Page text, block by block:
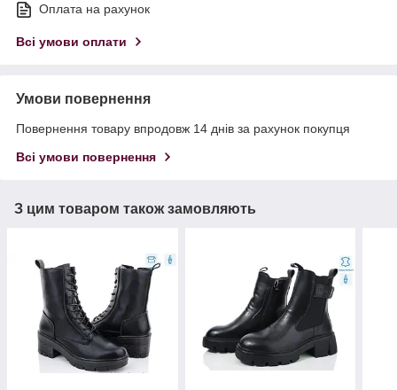
Оплата на рахунок
Всі умови оплати
Умови повернення
Повернення товару впродовж 14 днів за рахунок покупця
Всі умови повернення
З цим товаром також замовляють